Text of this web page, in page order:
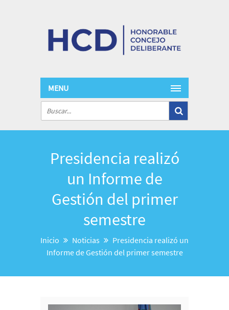
MENU
Presidencia realizó
un Informe de
Gestión del primer
semestre
Inicio Noticias
Presidencia realizó un
Informe de Gestión del primer semestre